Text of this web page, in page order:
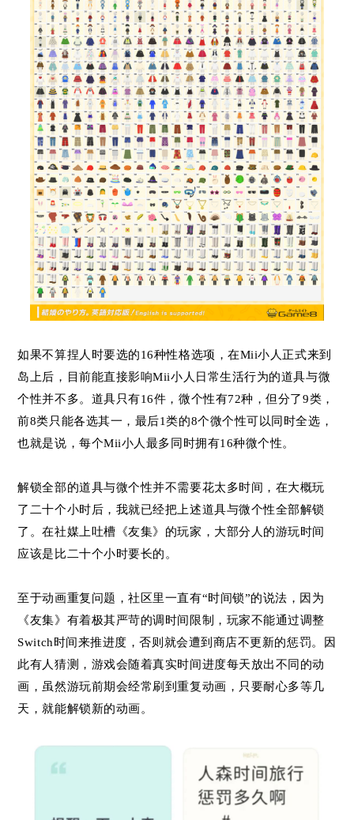
如果不算捏人时要选的16种性格选项，在Mii小人正式来到
岛上后，目前能直接影响Mii小人日常生活行为的道具与微
个性并不多。道具只有16件，微个性有72种，但分了9类，
前8类只能各选其一，最后1类的8个微个性可以同时全选，
也就是说，每个Mii小人最多同时拥有16种微个性。
解锁全部的道具与微个性并不需要花太多时间，在大概玩
了二十个小时后，我就已经把上述道具与微个性全部解锁
了。在社媒上吐槽《友集》的玩家，大部分人的游玩时间
应该是比二十个小时要长的。
至于动画重复问题，社区里一直有“时间锁”的说法，因为
《友集》有着极其严苛的调时间限制，玩家不能通过调整
Switch时间来推进度，否则就会遭到商店不更新的惩罚。因
此有人猜测，游戏会随着真实时间进度每天放出不同的动
画，虽然游玩前期会经常刷到重复动画，只要耐心多等几
天，就能解锁新的动画。